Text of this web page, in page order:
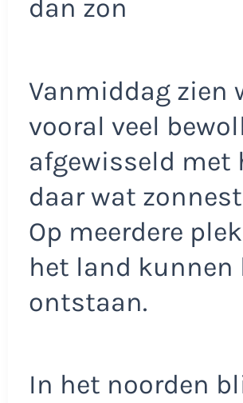
dan zon
Vanmiddag zien
vooral veel
afgewisseld met
daar wat
Op meerdere
het land kunnen
ontstaan.
In het noorden